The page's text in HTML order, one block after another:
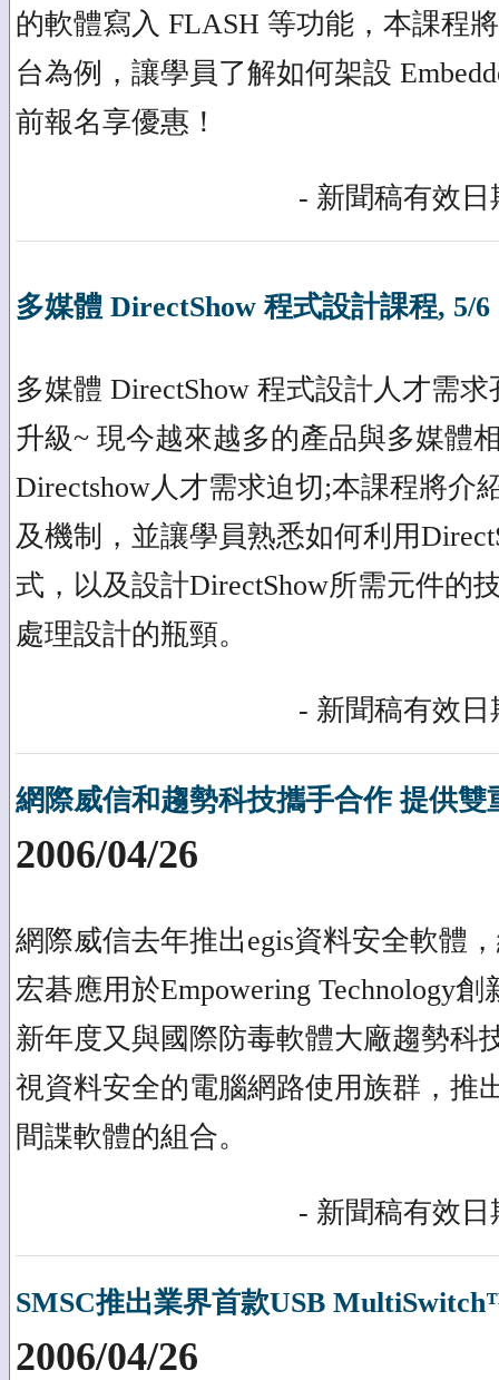
的軟體寫入 FLASH 等功能，本課程
台為例，讓學員了解如何架設
前報名享優惠！
- 新聞稿有效日
多媒體 DirectShow 程式設計課程, 5/6
多媒體 DirectShow 程式設計人才需
升級~ 現今越來越多的產品與多媒體
Directshow人才需求迫切;本課程將介
及機制，並讓學員熟悉如何利用
式，以及設計DirectShow所需元件的
處理設計的瓶頸。
- 新聞稿有效日
網際威信和趨勢科技攜手合作 提供雙
2006/04/26
網際威信去年推出egis資料安全軟體
宏碁應用於Empowering Technology
新年度又與國際防毒軟體大廠趨勢科
視資料安全的電腦網路使用族群，推
間諜軟體的組合。
- 新聞稿有效日
SMSC推出業界首款USB
2006/04/26